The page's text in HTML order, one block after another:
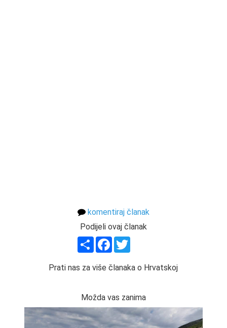
komentiraj članak
Podijeli ovaj članak
ShareFacebook
Prati nas za više članaka o Hrvatskoj
Možda vas zanima